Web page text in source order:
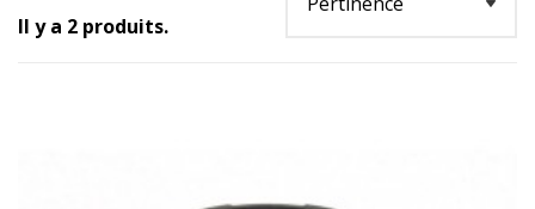
Il y a 2 produits.